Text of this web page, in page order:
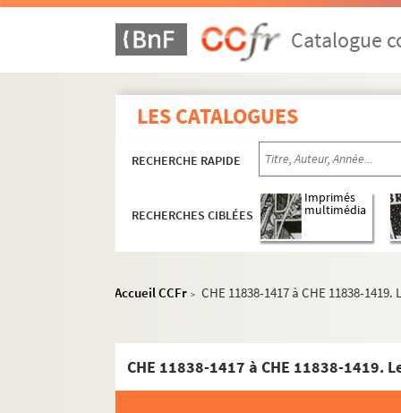
Catalogue
LES CATALOGUES
RECHERCHE RAPIDE
RECHERCHES CIBLÉES
Imprimés
multimédia
Accueil CCFr > CHE 11838-1417 à CHE 11838-
CHE 11838-1417 à CHE 11838-1419.
Documents administratifs, juridiques,
Formation et carrière professionnelle